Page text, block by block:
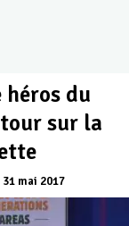
héros du
sur la
31 mai 2017